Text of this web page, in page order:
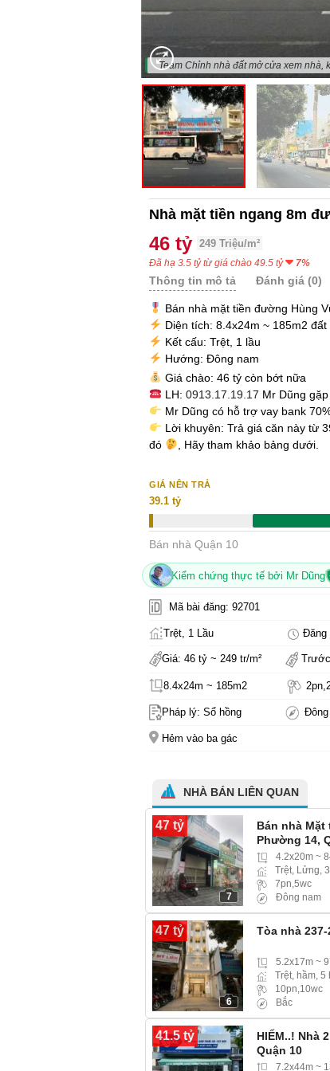
"Team Chỉnh nhà đất mở cửa xem nhà,
Nhà mặt tiền ngang 8m
46 tỷ 249 Triệu/m²
Đã hạ 3.5 tỷ từ giá chào 49.5 tỷ 7%
Thông tin mô tả Đánh giá (0)
Bán nhà mặt tiền đường Hùng
Diện tích: 8.4x24m ~ 185m2 đất
Kết cấu: Trệt, 1 lầu
Hướng: Đông nam
Giá chào: 46 tỷ còn bớt nữa
LH: 0913.17.19.17 Mr Dũng
Mr Dũng có hỗ trợ vay bank
Lời khuyên: Trả giá căn này từ
đó
, Hãy tham khảo bảng dưới.
GIÁ NÊN TRẢ
39.1 tỷ
Bán nhà Quận 10
Kiểm chứng thực tế bởi Mr Dũng
Mã bài đăng: 92701
Trệt, 1 Lầu Đăng
Giá: 46 tỷ ~ 249 tr/m²
8.4x24m ~ 185m2
Pháp lý: Sổ hồng Đông
Hẻm vào ba gác
NHÀ BÁN LIÊN QUAN
47 tỷ
7
Bán nhà
Phường 14,
4.2x20m ~
Trệt, Lửng,
7pn,5wc
Đông nam
47 tỷ
6
Tòa nhà
5.2x17m ~
Trệt, hầm, 5
10pn,10wc
Bắc
41.5 tỷ
HIẾM..! Nhà
Quận 10
7.2x44m ~